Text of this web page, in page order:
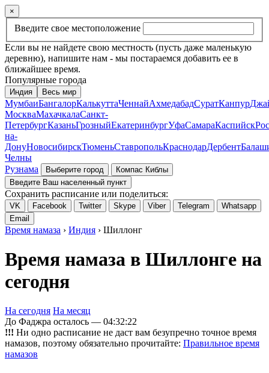
×
Введите свое местоположение
Если вы не найдете свою местность (пусть даже маленькую
деревню), напишите нам - мы постараемся добавить ее в
ближайшее время.
Популярные города
Индия Весь мир
МумбаиБангалорКалькуттаЧеннайАхмедабадСуратКанпур
МоскваМахачкалаСанкт-
ПетербургКазаньГрозныйЕкатеринбургУфаСамараКаспийск
на-
ДонуНовосибирскТюменьСтавропольКраснодарДербент
Челны
Рузнама
Выберите город
Компас Киблы
Введите Ваш населенный пункт
Сохранить расписание или поделиться:
VK Facebook Twitter Skype Viber Telegram
Whatsapp
Email
Время намаза › Индия › Шиллонг
Время намаза в Шиллонге на
сегодня
На сегодня На месяц
До Фаджра осталось — 04:32:22
!!! Ни одно расписание не даст вам безупречно точное время
намазов, поэтому обязательно прочитайте: Правильное время
намазов